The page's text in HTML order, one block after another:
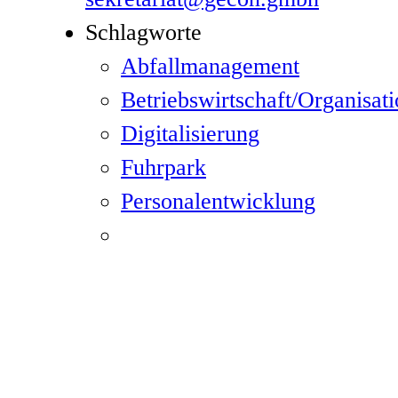
Schlagworte
Abfallmanagement
Betriebswirtschaft/
Digitalisierung
Fuhrpark
Personalentwicklung